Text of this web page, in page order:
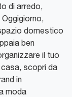
di arredo,
domestico
ben
il tuo
scopri da
in
moda